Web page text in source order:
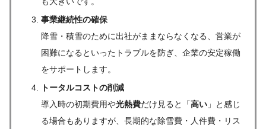
事業継続性の確保
降雪・積雪のために出社がままならなくなる、営業が
困難になるといったトラブルを防ぎ、企業の安定稼働
をサポートします。
トータルコストの削減
導入時の初期費用や光熱費だけ見ると「高い」と感じ
る場合もありますが、長期的な除雪費・人件費・リス